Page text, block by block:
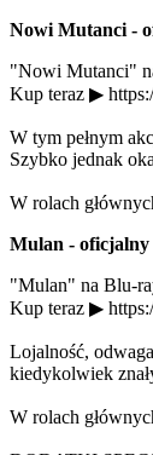
Nowi Mutanci -
"Nowi Mutanci"
Kup teraz ▶
W tym pełnym
Szybko jednak
W rolach
Mulan -
"Mulan" na Blu-
Kup teraz ▶
Lojalność,
kiedykolwiek
W rolach